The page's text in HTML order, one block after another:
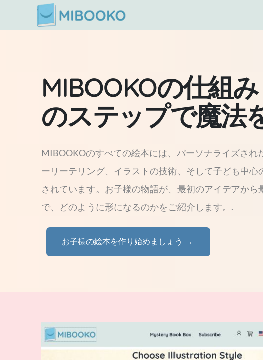
MIBOOKOの仕組
のステップで魔法
MIBOOKOのすべての絵本には、パーソナライズされ
ーリーテリング、イラストの技術、そして子ども中心
されています。お子様の物語が、最初のアイデアから
で、どのように形になるのかをご紹介します。.
お子様の絵本を作り始めましょう →